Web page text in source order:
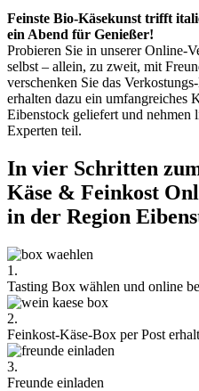
Feinste Bio-Käsekunst trifft
ein Abend für Genießer!
Probieren Sie in unserer Online-
selbst – allein, zu zweit, mit
verschenken Sie das
erhalten dazu ein umfangreiches
Eibenstock geliefert und nehmen
Experten teil.
In vier Schritten
Käse & Feinkost
in der Region
1.
Tasting Box wählen und online
2.
Feinkost-Käse-Box per Post
3.
Freunde einladen